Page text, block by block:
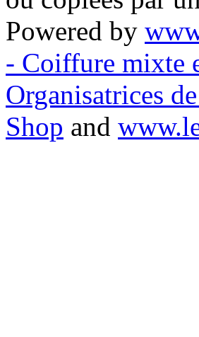
Powered by
- Coiffure mixte
Organisatrices
Shop and